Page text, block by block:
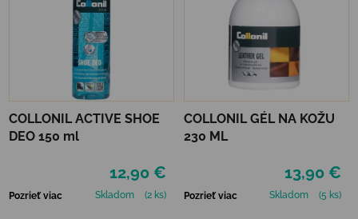
COLLONIL ACTIVE SHOE
DEO 150 ml
12,90 €
Pozrieť viac Skladom (2 ks)
COLLONIL GÉL NA KOŽU
230 ML
13,90 €
Pozrieť viac Skladom (5 ks)